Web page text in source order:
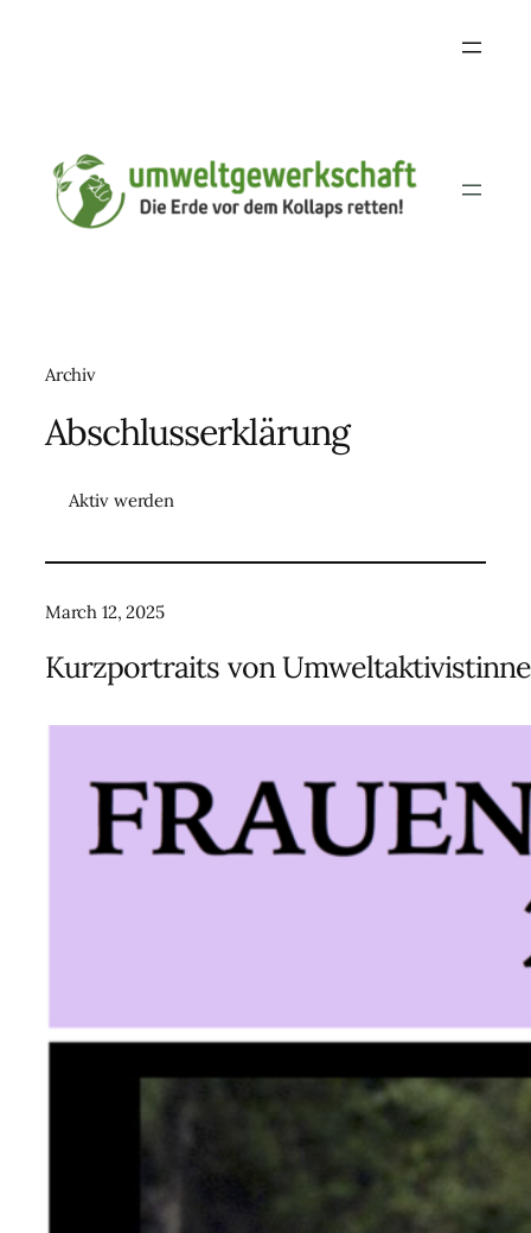
Archiv
Abschlusserklärung
Aktiv werden
March 12, 2025
Kurzportraits von